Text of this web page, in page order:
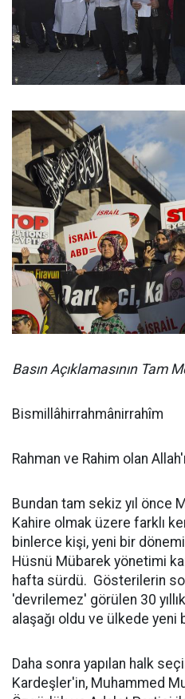
Basın Açıklamasının Tam
Bismillâhirrahmânirrahîm
Rahman ve Rahim olan
Bundan tam sekiz yıl önce
Kahire olmak üzere farklı
binlerce kişi, yeni bir
Hüsnü Mübarek yönetimi
hafta sürdü. Gösterilerin
'devrilemez' görülen 30
alaşağı oldu ve ülkede yeni
Daha sonra yapılan halk
Kardeşler'in, Muhammed